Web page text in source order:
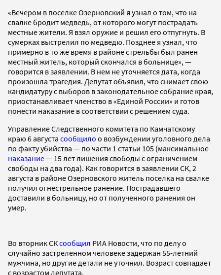
«Вечером в поселке Озерновский я узнал о том, что на
свалке бродит медведь, от которого могут пострадать
местные жители. Я взял оружие и решил его отпугнуть. В
сумерках выстрелил по медведю. Позднее я узнал, что
примерно в то же время в районе стрельбы был ранен
местный житель, который скончался в больнице», —
говорится в заявлении. В нем не уточняется дата, когда
произошла трагедия. Депутат объявил, что снимает свою
кандидатуру с выборов в законодательное собрание края,
приостанавливает членство в «Единой России» и готов
понести наказание в соответствии с решением суда.
Управление Следственного комитета по Камчатскому
краю 6 августа сообщило о возбуждении уголовного дела
по факту убийства — по части 1 статьи 105 (максимальное
наказание— 15 лет лишения свободы с ограничением
свободы на два года). Как говорится в заявлении СК, 2
августа в районе Озерновского житель поселка на свалке
получил огнестрельное ранение. Пострадавшего
доставили в больницу, но от полученного ранения он
умер.
Во вторник СКсообщил РИА Новости, что по делу о
случайно застреленном человеке задержан 55-летний
мужчина, но другие детали не уточнил. Возраст совпадает
с возрастом депутата.